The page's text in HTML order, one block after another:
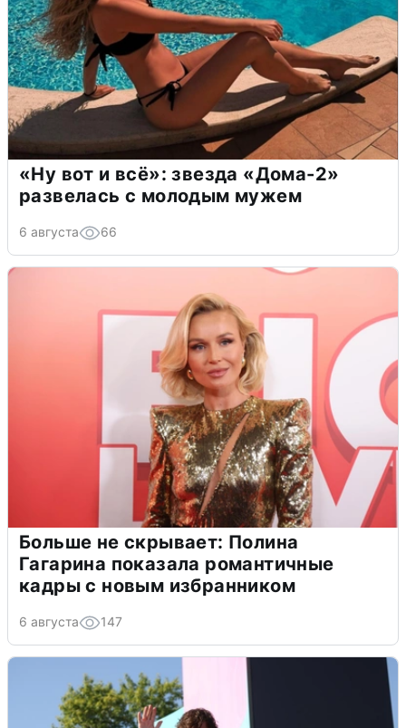
«Ну вот и всё»: звезда «Дома-2»
развелась с молодым мужем
6 августа 66
Больше не скрывает: Полина
Гагарина показала романтичные
кадры с новым избранником
6 августа 147